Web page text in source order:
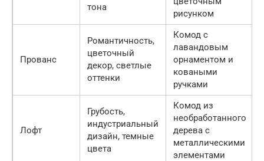
тона
рисунком
Прованс
Романтичность,
цветочный
декор, светлые
оттенки
Комод с
лавандовым
орнаментом и
коваными
ручками
Лофт
Грубость,
индустриальный
дизайн, темные
цвета
Комод из
необработанного
дерева с
металлическими
элементами